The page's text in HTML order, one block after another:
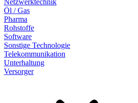
Netzwerktechnik
Öl / Gas
Pharma
Rohstoffe
Software
Sonstige Technologie
Telekommunikation
Unterhaltung
Versorger